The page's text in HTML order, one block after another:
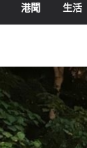
港聞 生活